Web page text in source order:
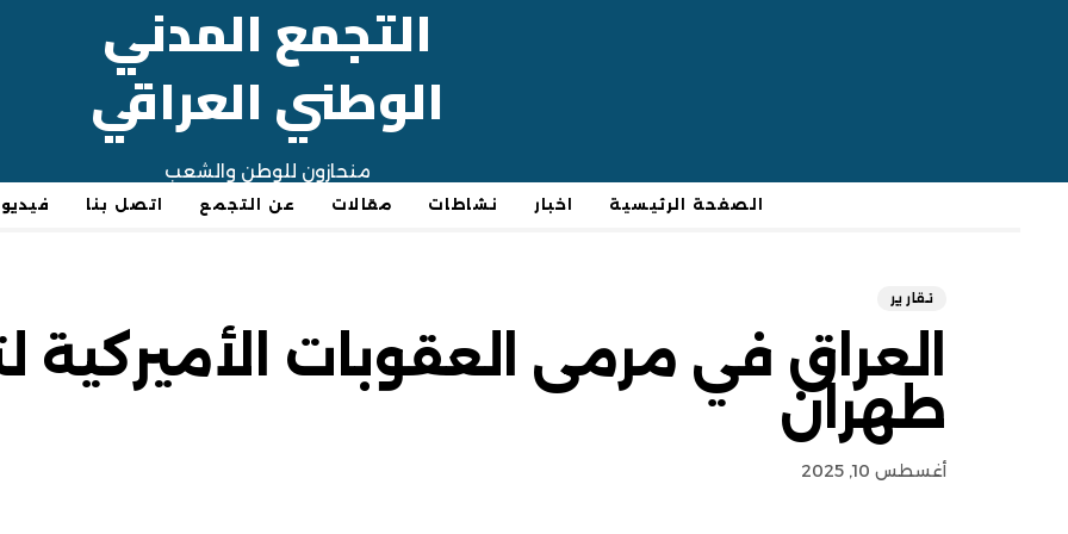
التجمع المدني
الوطني العراقي
منحازون للوطن والشعب
الصفحة الرئيسية اخبار نشاطات مقالات عن التجمع اتصل بنا
تقارير
العراق في مرمى العقوبات
طهران
أغسطس 10, 2025